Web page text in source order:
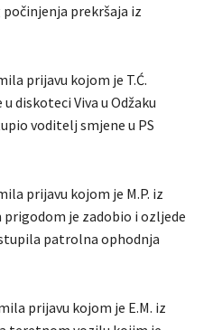
počinjenja prekršaja iz
prijavu kojom je T.Ć.
diskoteci Viva u Odžaku
voditelj smjene u PS
prijavu kojom je M.P. iz
prigodom je zadobio i ozljede
patrolna ophodnja
prijavu kojom je E.M. iz